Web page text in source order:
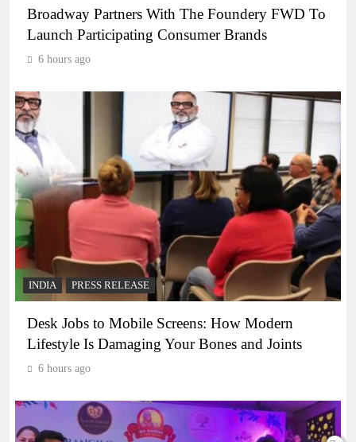
Broadway Partners With The Foundery FWD To
Launch Participating Consumer Brands
6 hours ago
INDIA PRESS RELEASE
Desk Jobs to Mobile Screens: How Modern
Lifestyle Is Damaging Your Bones and Joints
6 hours ago